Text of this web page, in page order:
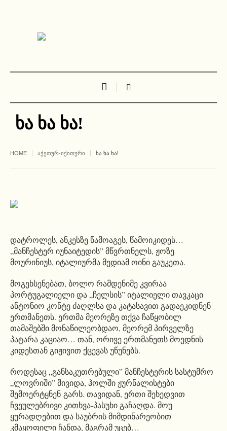
ხა ხა ხა!
HOME ᲐᲥᲔᲗᲣᲠ-ᲘᲥᲘᲗᲣᲠᲘ ᲮᲐ ᲮᲐ ᲮᲐ!
დატროლეს, ანკესზე წამოაგეს, წამოიკიდეს…
„მანჩესტერ იუნაიტედის” მწვრთნელს, ჟოზე
მოურინიუს, იტალიურმა მედიამ ოინი გაუკეთა.
მოგეხსენებათ, ბოლო რამდენიმე კვირაა
პორტუგალიელი და „ჩელსის” იტალიელი თავკაცი
ანტონიო კონტე ძაღლსა და კატასავით გადაეკიდნენ
ერთმანეთს. ერთმა მეორეზე თქვა ჩაწყობილ
თამაშებში მონაწილეობდაო, მეორემ პირველზე
პატარა კაციაო… თან, ორივე ერთმანეთს მოედნის
კიდესთან გიჟივით ქცევას უწუნებს.
როდესაც „განსაკუთრებული” მანჩესტერის სასტუმრო
„ლოვრიში” მივიდა, ჰოლში ჟურნალისტები
შემოერტყნენ გარს. თავიდან, ერთი შეხედვით
ჩვეულებრივი კითხვა-პასუხი გაჩაღდა. მოუ
ყურადღებით და საუბრის მიმდინარეობით
კმაყოფილი ჩანდა, მაგრამ უცებ…